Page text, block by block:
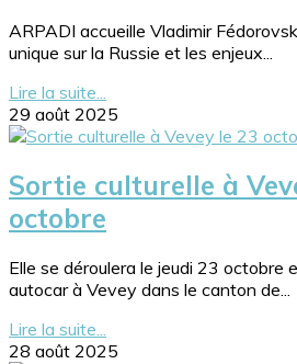
ARPADI accueille Vladimir
unique sur la Russie et les enjeux...
Lire la suite...
29 août 2025
Sortie culturelle à
octobre
Elle se déroulera le jeudi 23 octobre
autocar à Vevey dans le canton de...
Lire la suite...
28 août 2025